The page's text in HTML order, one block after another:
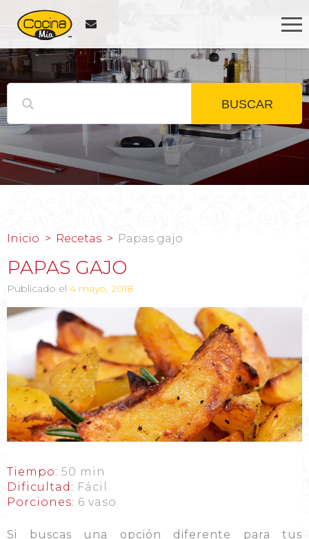
BUSCAR
Inicio Recetas Papas gajo
PAPAS GAJO
Publicado el 4 mayo, 2018
Tiempo: 50 min
Dificultad: Fácil
Porciones: 6 vaso
Si buscas una opción diferente para tus